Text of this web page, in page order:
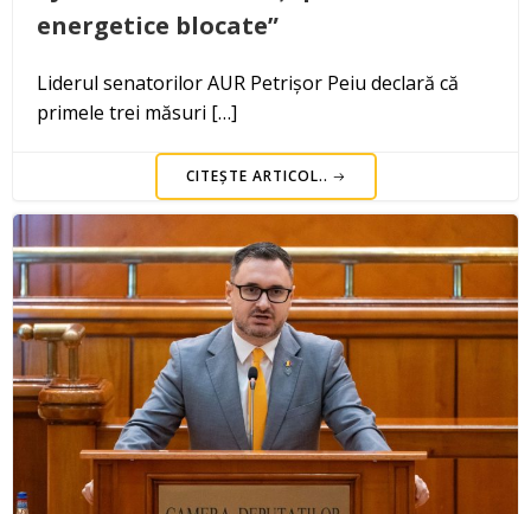
energetice blocate”
Liderul senatorilor AUR Petrișor Peiu declară că
primele trei măsuri […]
CITEȘTE ARTICOL..